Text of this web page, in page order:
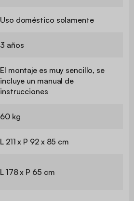
Uso doméstico solamente
3 años
El montaje es muy sencillo, se
incluye un manual de
instrucciones
60 kg
L 211 x P 92 x 85 cm
L 178 x P 65 cm